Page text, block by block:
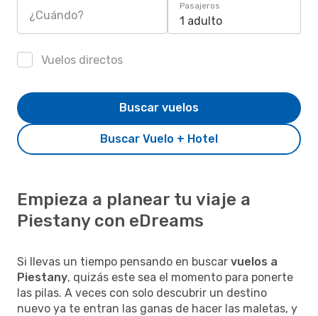
¿Cuándo?
Pasajeros
1 adulto
Vuelos directos
Buscar Vuelo + Hotel
Buscar vuelos
Empieza a planear tu viaje a
Piestany con eDreams
Si llevas un tiempo pensando en buscar vuelos a
Piestany, quizás este sea el momento para ponerte
las pilas. A veces con solo descubrir un destino
nuevo ya te entran las ganas de hacer las maletas, y